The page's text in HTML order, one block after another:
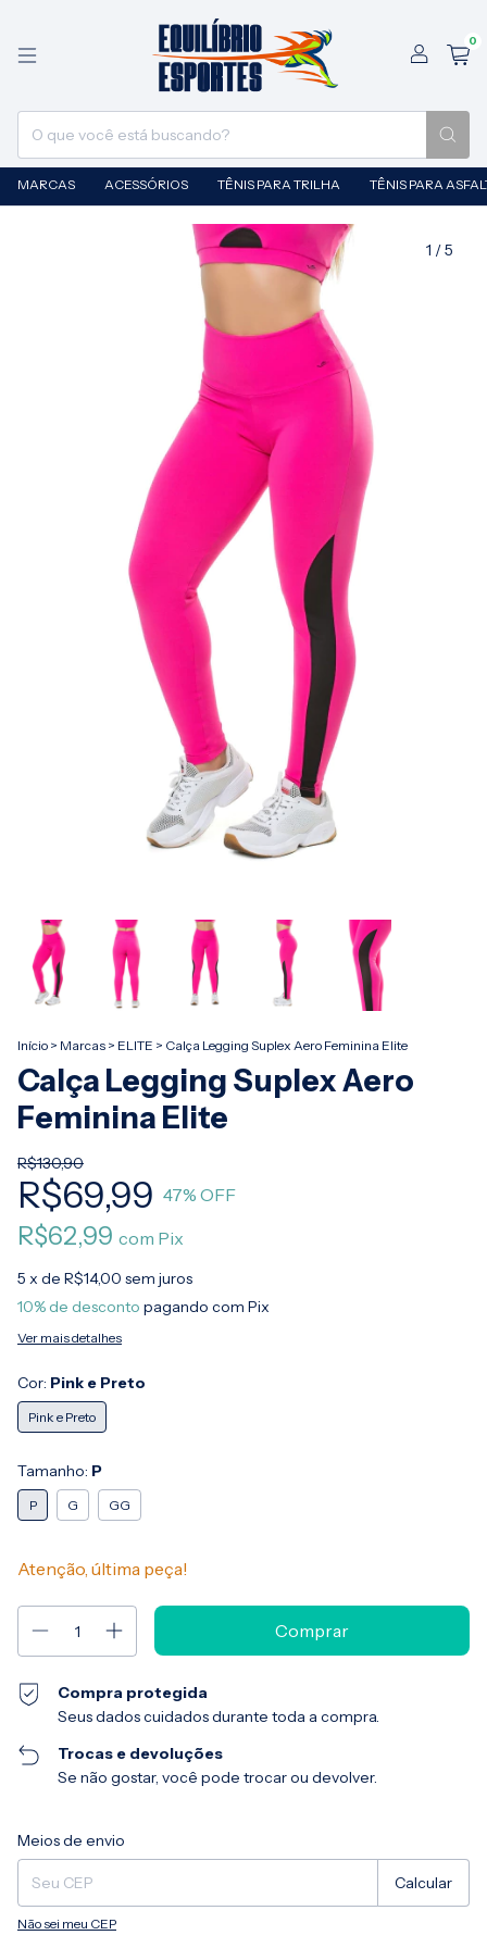
0
MARCAS ACESSÓRIOS TÊNIS PARA TRILHA TÊNIS PARA
1 /5
Início > Marcas > ELITE > Calça Legging Suplex Aero Feminina Elite
Calça Legging Suplex Aero
Feminina Elite
R$130,90
R$69,99 47% OFF
R$62,99 com Pix
5 x de R$14,00 sem juros
10% de desconto pagando com Pix
Ver mais detalhes
Cor: Pink e Preto
Pink e Preto
Tamanho: P
P G GG
Atenção, última peça!
Compra protegida
Seus dados cuidados durante toda a compra.
Trocas e devoluções
Se não gostar, você pode trocar ou devolver.
Entregas para o CEP:
Meios de envio
Calcular
Não sei meu CEP